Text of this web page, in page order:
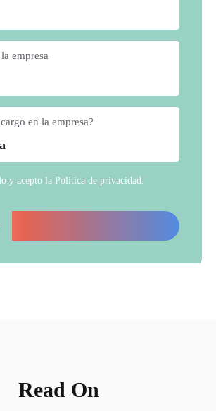
empresa
en la empresa?
y acepto la Política de privacidad
Read On